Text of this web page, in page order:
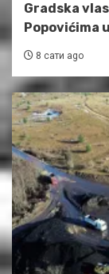
Gradska
Popovićima
8 сати ago